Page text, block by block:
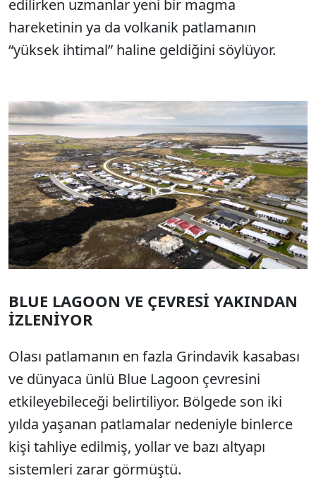
edilirken uzmanlar yeni bir magma
hareketinin ya da volkanik patlamanın
“yüksek ihtimal” haline geldiğini söylüyor.
BLUE LAGOON VE ÇEVRESİ YAKINDAN
İZLENİYOR
Olası patlamanın en fazla Grindavik kasabası
ve dünyaca ünlü Blue Lagoon çevresini
etkileyebileceği belirtiliyor. Bölgede son iki
yılda yaşanan patlamalar nedeniyle binlerce
kişi tahliye edilmiş, yollar ve bazı altyapı
sistemleri zarar görmüştü.